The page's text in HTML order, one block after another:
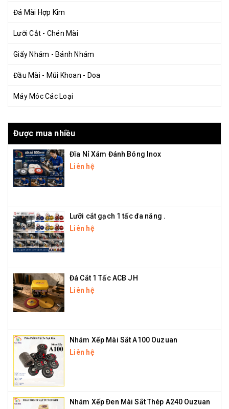
Đá Mài Hợp Kim
Lưỡi Cắt - Chén Mài
Giấy Nhám - Bánh Nhám
Đầu Mài - Mũi Khoan - Doa
Máy Móc Các Loại
Được mua nhiều
Đĩa Nỉ Xám Đánh Bóng Inox
Liên hệ
Lưỡi cắt gạch 1 tấc đa năng .
Liên hệ
Đá Cắt 1 Tấc ACB JH
Liên hệ
Nhám Xếp Mài Sắt A100 Ouzuan
Liên hệ
Nhám Xếp Đen Mài Sắt Thép A240 Ouzuan